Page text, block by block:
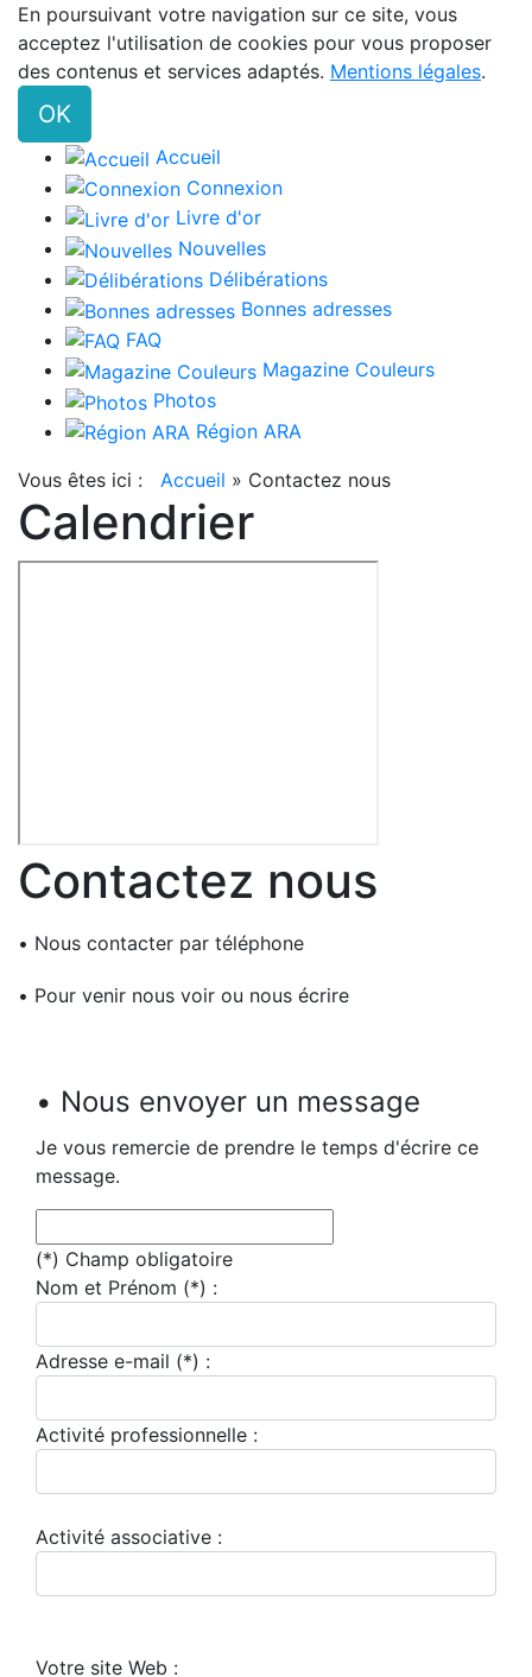
En poursuivant votre navigation sur ce site, vous
acceptez l'utilisation de cookies pour vous proposer
des contenus et services adaptés. Mentions légales.
OK
Accueil
Connexion
Livre d'or
Nouvelles
Délibérations
Bonnes adresses
FAQ
Magazine Couleurs
Photos
Région ARA
Vous êtes ici : Accueil » Contactez nous
Calendrier
Contactez nous
• Nous contacter par téléphone
• Pour venir nous voir ou nous écrire
• Nous envoyer un message
Je vous remercie de prendre le temps d'écrire ce
message.
(*) Champ obligatoire
Nom et Prénom (*) :
Adresse e-mail (*) :
Activité professionnelle :
Activité associative :
Votre site Web :